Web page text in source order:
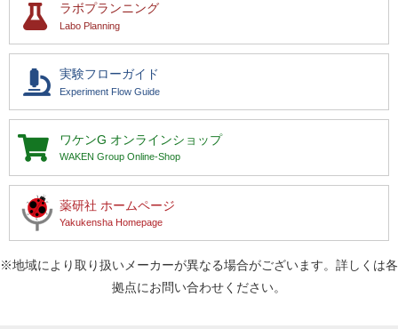
ラボプランニング
Labo Planning
実験フローガイド
Experiment Flow Guide
ワケンG オンラインショップ
WAKEN Group Online-Shop
薬研社 ホームページ
Yakukensha Homepage
※地域により取り扱いメーカーが異なる場合がございます。詳しくは各
拠点にお問い合わせください。